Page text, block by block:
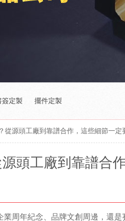
簽定製 擺件定製
從源頭工廠到靠譜合作，這些細節一定
頭工廠到靠譜合
周年紀念、品牌文創周邊，還是